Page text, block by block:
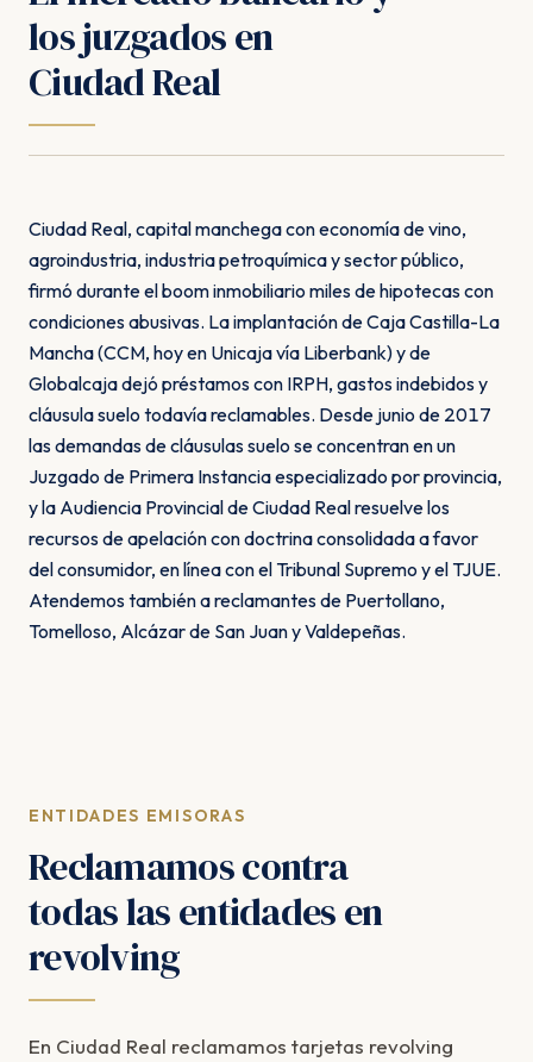
los juzgados en
Ciudad Real
Ciudad Real, capital manchega con economía de vino,
agroindustria, industria petroquímica y sector público,
firmó durante el boom inmobiliario miles de hipotecas con
condiciones abusivas. La implantación de Caja Castilla-La
Mancha (CCM, hoy en Unicaja vía Liberbank) y de
Globalcaja dejó préstamos con IRPH, gastos indebidos y
cláusula suelo todavía reclamables. Desde junio de 2017
las demandas de cláusulas suelo se concentran en un
Juzgado de Primera Instancia especializado por provincia,
y la Audiencia Provincial de Ciudad Real resuelve los
recursos de apelación con doctrina consolidada a favor
del consumidor, en línea con el Tribunal Supremo y el TJUE.
Atendemos también a reclamantes de Puertollano,
Tomelloso, Alcázar de San Juan y Valdepeñas.
ENTIDADES EMISORAS
Reclamamos contra
todas las entidades en
revolving
En Ciudad Real reclamamos tarjetas revolving